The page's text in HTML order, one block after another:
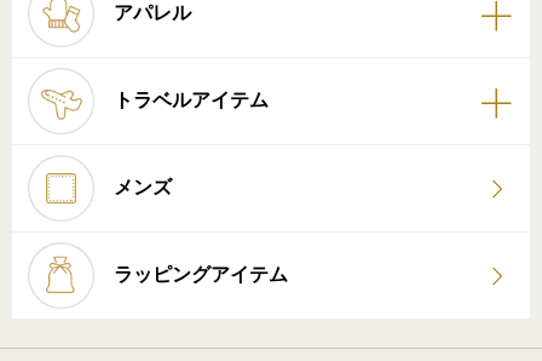
アパレル
トラベルアイテム
メンズ
ラッピングアイテム